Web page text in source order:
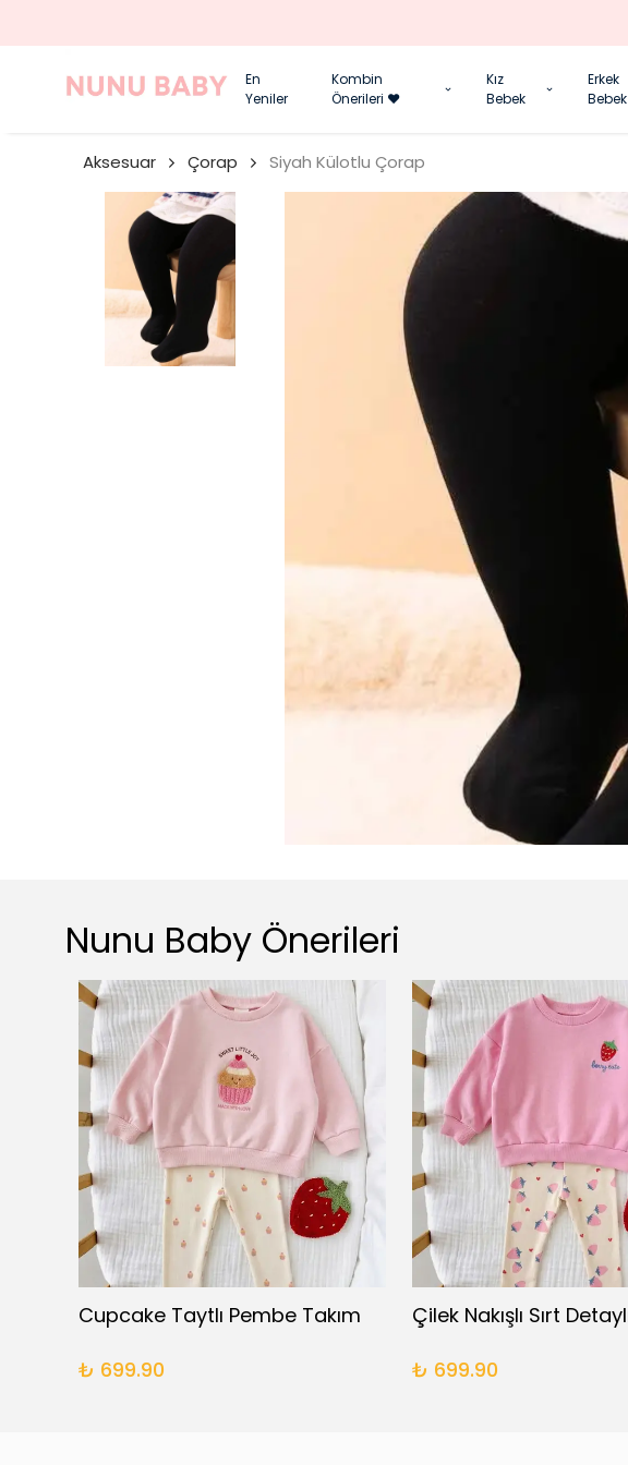
En
Yeniler
Kombin
Önerileri ❤️
Kız
Bebek
Erkek
Bebek
Aksesuar Çorap Siyah Külotlu Çorap
Nunu Baby Önerileri
Cupcake Taytlı Pembe Takım
₺ 699.90
₺ 699.90